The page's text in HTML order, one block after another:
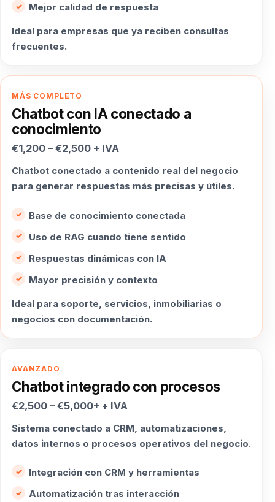
Mejor calidad de respuesta
Ideal para empresas que ya reciben consultas
frecuentes.
MÁS COMPLETO
Chatbot con IA conectado a
conocimiento
€1,200 – €2,500 + IVA
Chatbot conectado a contenido real del negocio
para generar respuestas más precisas y útiles.
Base de conocimiento conectada
Uso de RAG cuando tiene sentido
Respuestas dinámicas con IA
Mayor precisión y contexto
Ideal para soporte, servicios, inmobiliarias o
negocios con documentación.
AVANZADO
Chatbot integrado con procesos
€2,500 – €5,000+ + IVA
Sistema conectado a CRM, automatizaciones,
datos internos o procesos operativos del negocio.
Integración con CRM y herramientas
Automatización tras interacción